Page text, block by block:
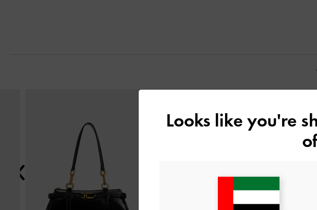
Looks like you're